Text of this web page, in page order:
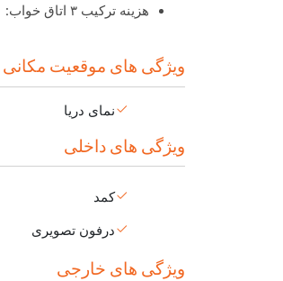
هزینه ترکیب ۳ اتاق خواب: ۳۰۰۰ پوند (۳ ماه قبل از تحویل پرداخت می‌شود)
ویژگی های موقعیت مکانی
نمای دریا
ویژگی های داخلی
کمد
درفون تصویری
ویژگی های خارجی